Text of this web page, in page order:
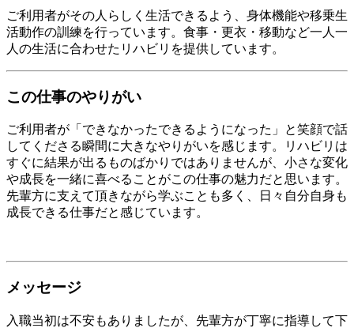
ご利用者がその人らしく生活できるよう、身体機能や移乗生
活動作の訓練を行っています。食事・更衣・移動など一人一
人の生活に合わせたリハビリを提供しています。
この仕事のやりがい
ご利用者が「できなかったできるようになった」と笑顔で話
してくださる瞬間に大きなやりがいを感じます。リハビリは
すぐに結果が出るものばかりではありませんが、小さな変化
や成長を一緒に喜べることがこの仕事の魅力だと思います。
先輩方に支えて頂きながら学ぶことも多く、日々自分自身も
成長できる仕事だと感じています。
メッセージ
入職当初は不安もありましたが、先輩方が丁寧に指導して下